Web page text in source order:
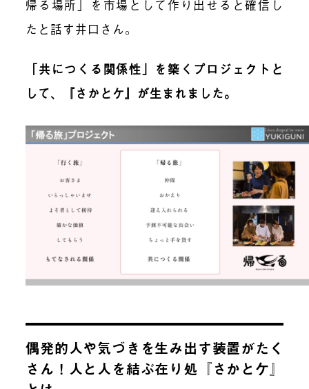
帰る場所」を市場として作り出せると確信し
たと 話す井口さん。
「共につくる関係性」を築くプロジェクトと
して、『さかとケ』が生まれました。
偶発的人や気づきを生み出す装置がたく
さん！人と人を結ぶ在り処 『さかとケ』